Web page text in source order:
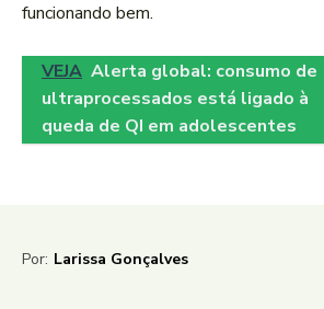
funcionando bem.
VEJA Alerta global: consumo de
ultraprocessados está ligado à
queda de QI em adolescentes
Por: Larissa Gonçalves